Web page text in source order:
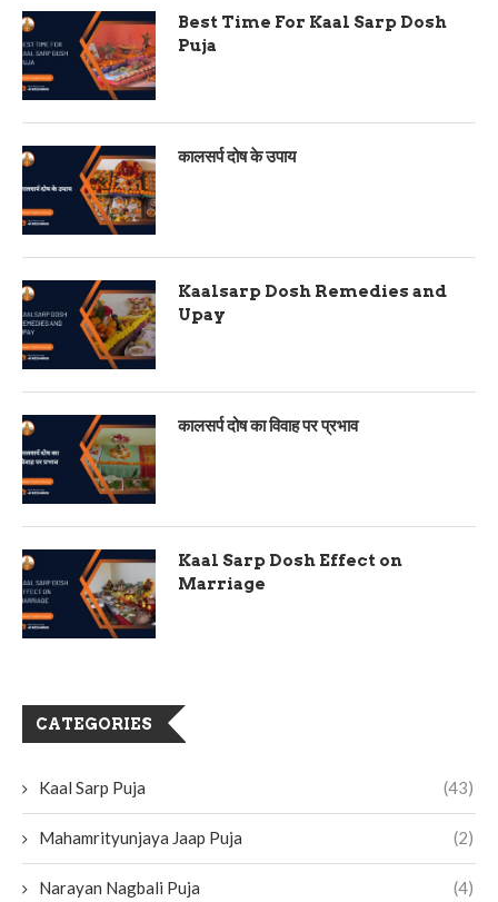
Best Time For Kaal Sarp Dosh
Puja
कालसर्प दोष के उपाय
Kaalsarp Dosh Remedies and
Upay
कालसर्प दोष का विवाह पर प्रभाव
Kaal Sarp Dosh Effect on
Marriage
CATEGORIES
Kaal Sarp Puja (43)
Mahamrityunjaya Jaap Puja (2)
Narayan Nagbali Puja (4)